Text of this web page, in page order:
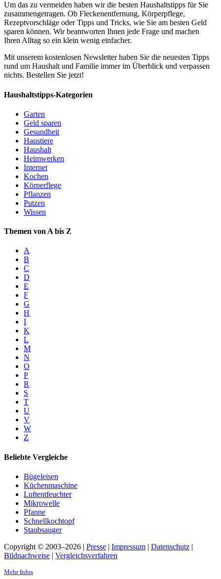
Um das zu vermeiden haben wir die besten Haushaltstipps für Sie
zusammengetragen. Ob Fleckenentfernung, Körperpflege,
Rezeptvorschläge oder Tipps und Tricks, wie Sie am besten Geld
sparen können. Wir beantworten Ihnen jede Frage und machen
Ihren Alltag so ein klein wenig einfacher.
Mit unserem kostenlosen Newsletter haben Sie die neuesten Tipps
rund um Haushalt und Familie immer im Überblick und verpassen
nichts. Bestellen Sie jetzt!
Haushaltstipps-Kategorien
Garten
Geld sparen
Gesundheit
Haustiere
Haushalt
Heimwerken
Internet
Kochen
Körperflege
Pflanzen
Putzen
Wissen
Themen von A bis Z
A
B
C
D
E
F
G
H
I
K
L
M
N
O
P
R
S
T
U
V
W
Z
Beliebte Vergleiche
Bügeleisen
Küchenmaschine
Luftentfeuchter
Mikrowelle
Pfanne
Schnellkochtopf
Staubsauger
Copyright © 2003–2026 | Presse | Impressum | Datenschutz |
Bildnachweise | Vergleichsverfahren
Mehr Infos